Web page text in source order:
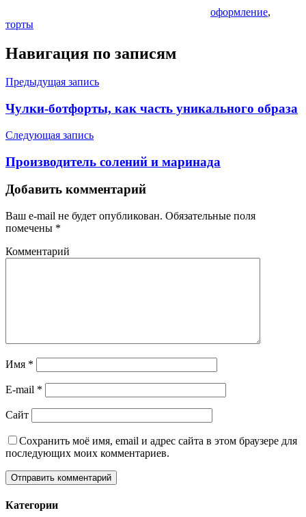
оформление,
торты
Навигация по записям
Предыдущая запись
Чулки-ботфорты, как часть уникального образа
Следующая запись
Производитель солений и маринада
Добавить комментарий
Ваш e-mail не будет опубликован. Обязательные поля
помечены *
Комментарий
Имя *
E-mail *
Сайт
Сохранить моё имя, email и адрес сайта в этом браузере для
последующих моих комментариев.
Категории